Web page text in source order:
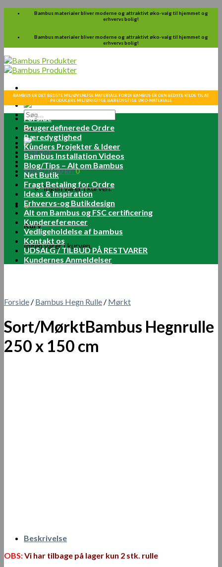
Skip
Bambus materialer bliver moderne og attraktivt øko-valg til hjemmet og
erhvervs bolig!
Bambus materialer bliver moderne og attraktivt øko-valg til hjemmet og
erhvervs bolig!
Søg
efter:
Log ind
Kurv /0.00kr.0
Ingen varer i kurven.
0
Kurv
Ingen varer i kurven.
BAMBUS ER DET BEDSTE MILJØVENLIGE MATERIALE FORDI BAMBUS ER DEN BEDSTE KILDE TIL AT
PRODUCERE MILJØRIGTIGE BÆREDYGTIGE ØKO-MATERIALE
Forside
Brugerdefinerede Ordre
Bæredygtighed
Kunders Projekter & Ideer
Bambus Installation Videos
Blog/Tips – Alt om Bambus
Net Butik
Fragt Betaling for Ordre
Ideas & Inspiration
Erhvervs-og Butikdesign
Alt om Bambus og FSC certificering
Kundereferencer
Vedligeholdelse af bambus
Kontakt os
UDSALG / TILBUD PÅ RESTVARER
Kundernes Anmeldelser
Forside / Bambus Hegn Rulle / Mørkt
Sort/MørktBambus Hegnrulle
250 x 150 cm
Beskrivelse
OBS:Vi har tilbage på lager kun 2 stk. rulle